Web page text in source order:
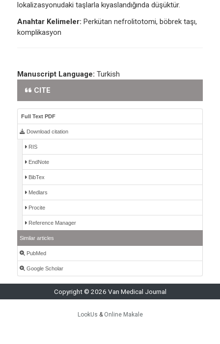
lokalizasyonudaki taşlarla kıyaslandığında düşüktür.
Anahtar Kelimeler: Perkütan nefrolitotomi, böbrek taşı,
komplikasyon
Manuscript Language: Turkish
CITE
Full Text PDF
Download citation
RIS
EndNote
BibTex
Medlars
Procite
Reference Manager
Similar articles
PubMed
Google Scholar
Copyright © 2026 Van Medical Journal
LookUs & Online Makale